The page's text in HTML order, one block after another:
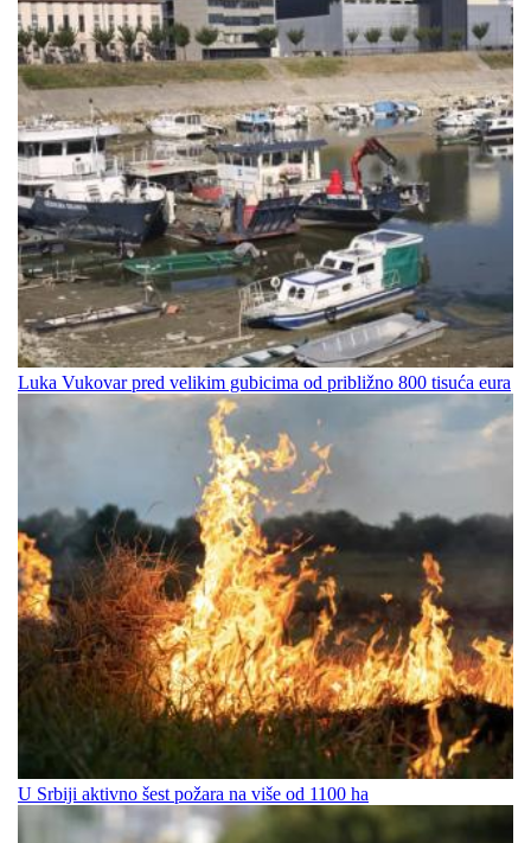
Luka Vukovar pred velikim gubicima od približno 800 tisuća eura
U Srbiji aktivno šest požara na više od 1100 ha